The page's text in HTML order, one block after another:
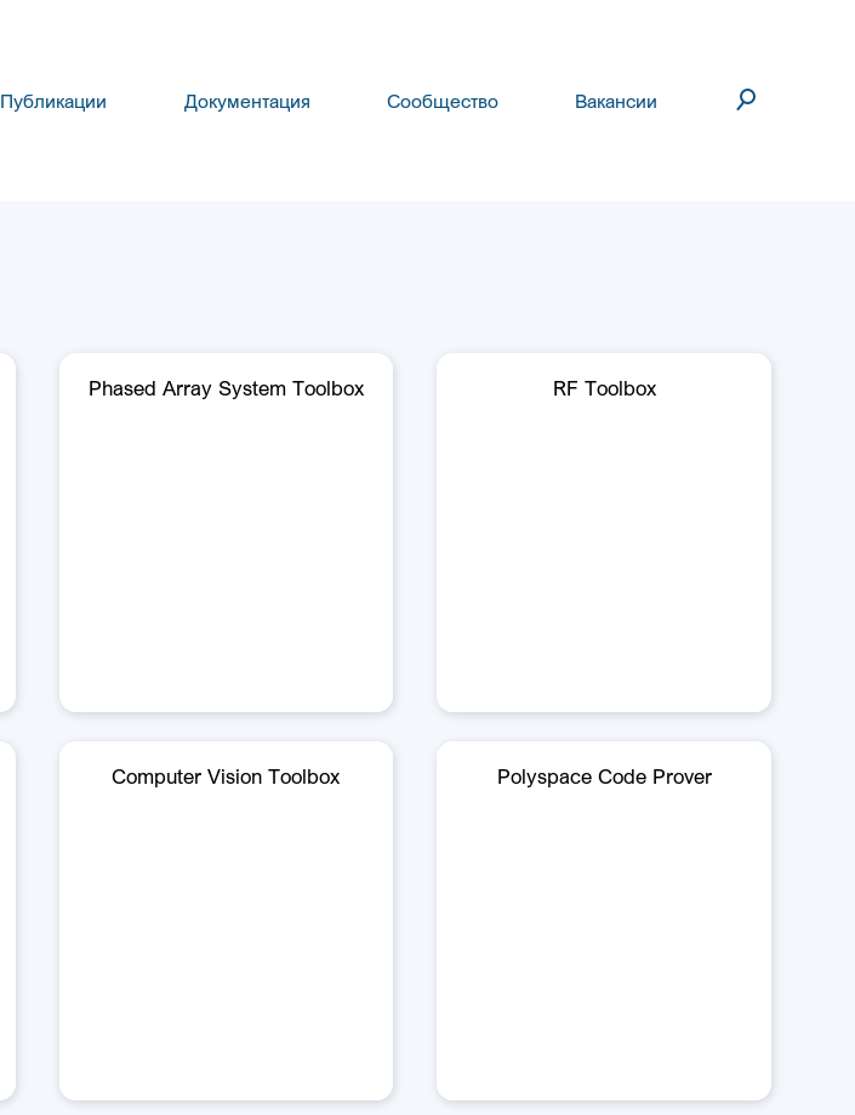
Публикации Документация Сообщество Вакансии
Phased Array System Toolbox RF Toolbox
Computer Vision Toolbox Polyspace Code Prover